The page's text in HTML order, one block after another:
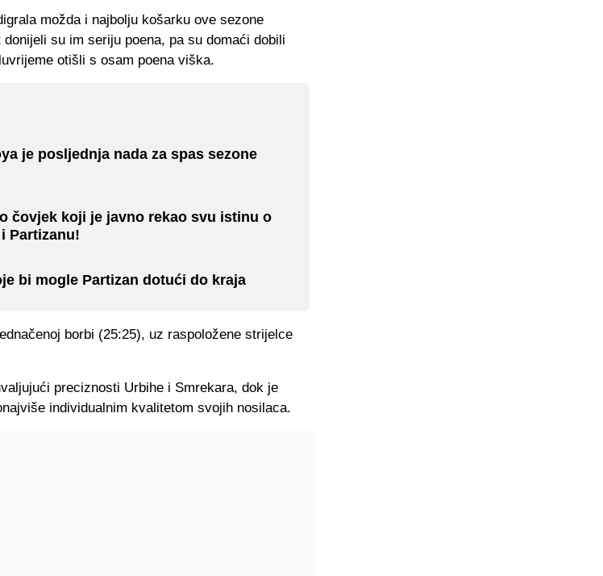
možda i najbolju košarku ove sezone
su im seriju poena, pa su domaći dobili
otišli s osam poena viška.
je posljednja nada za spas sezone
čovjek koji je javno rekao svu istinu o
Partizanu!
bi mogle Partizan dotući do kraja
borbi (25:25), uz raspoložene strijelce
preciznosti Urbihe i Smrekara, dok je
individualnim kvalitetom svojih nosilaca.